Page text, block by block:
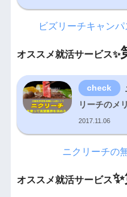
ビズリーチキャン
オススメ就活サービス✨
リーチのメ
2017.11.06
ニクリーチの
オススメ就活サービス✨